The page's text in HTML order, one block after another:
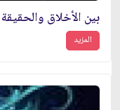
بين الأخلاق والحقيقة
المزيد